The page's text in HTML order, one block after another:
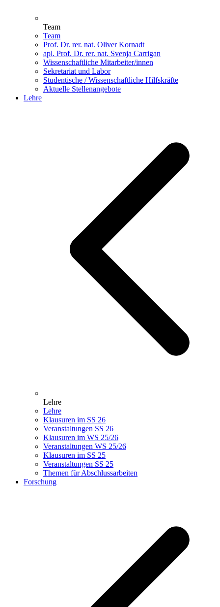
Team
Team
Prof. Dr. rer. nat. Oliver Kornadt
apl. Prof. Dr. rer. nat. Svenja Carrigan
Wissenschaftliche Mitarbeiter/innen
Sekretariat und Labor
Studentische / Wissenschaftliche Hilfskräfte
Aktuelle Stellenangebote
Lehre
Lehre
Lehre
Klausuren im SS 26
Veranstaltungen SS 26
Klausuren im WS 25/26
Veranstaltungen WS 25/26
Klausuren im SS 25
Veranstaltungen SS 25
Themen für Abschlussarbeiten
Forschung